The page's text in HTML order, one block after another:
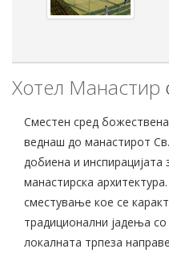
Хотел Манастир
Сместен сред
веднаш до манастирот
добиена и
манастирска
сместување кое се
традиционални јадења со
локалната трпеза